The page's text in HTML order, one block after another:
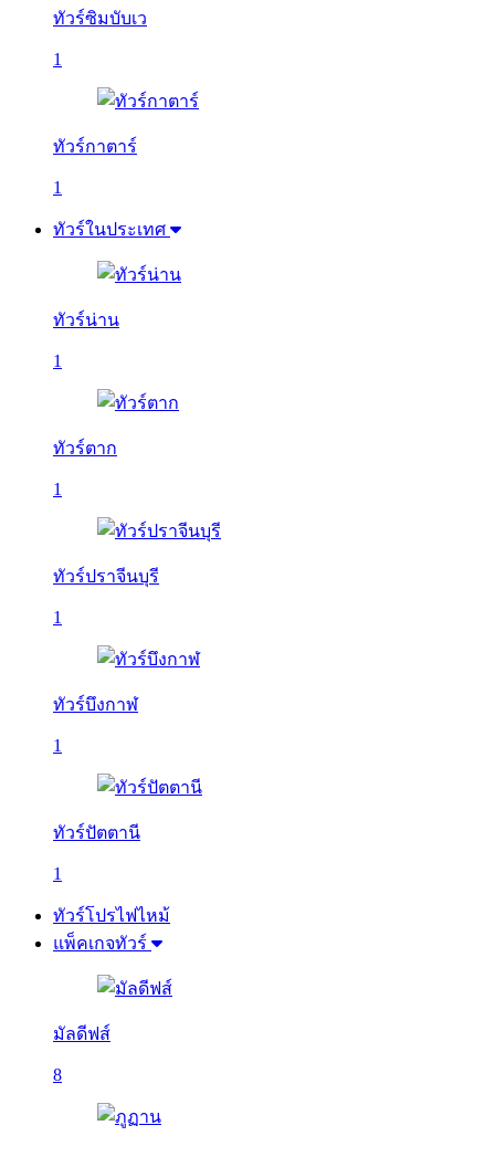
ทัวร์ซิมบับเว
1
ทัวร์กาตาร์
1
ทัวร์ในประเทศ
ทัวร์น่าน
1
ทัวร์ตาก
1
ทัวร์ปราจีนบุรี
1
ทัวร์บึงกาฬ
1
ทัวร์ปัตตานี
1
ทัวร์โปรไฟไหม้
แพ็คเกจทัวร์
มัลดีฟส์
8